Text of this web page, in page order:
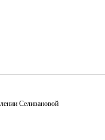
Селивановой